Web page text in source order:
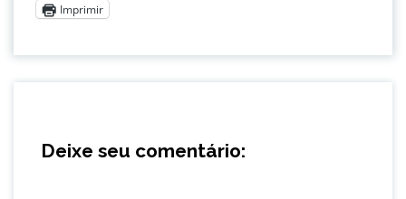
Imprimir
Deixe seu comentário: